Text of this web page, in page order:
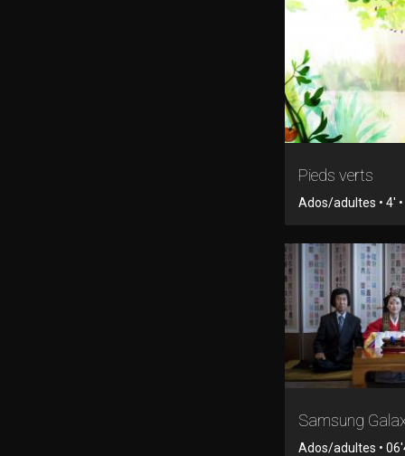
Pieds verts
Ados/adultes • 4'
Samsung
Ados/adultes •